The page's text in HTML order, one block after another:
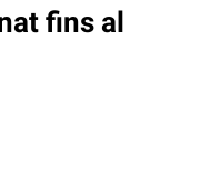
fins al